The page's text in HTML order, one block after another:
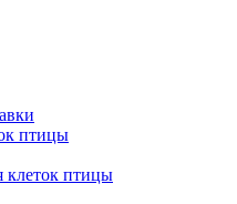
птицы
клеток птицы